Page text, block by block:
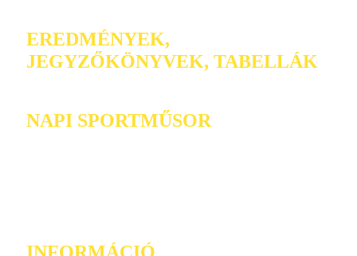
EREDMÉNYEK,
JEGYZŐKÖNYVEK, TABELLÁK
NAPI SPORTMŰSOR